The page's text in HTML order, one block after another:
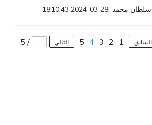
سلطان محمد |
2024-03-28 18:10:43
السابق 1
2
3
4
5 التالي /
5